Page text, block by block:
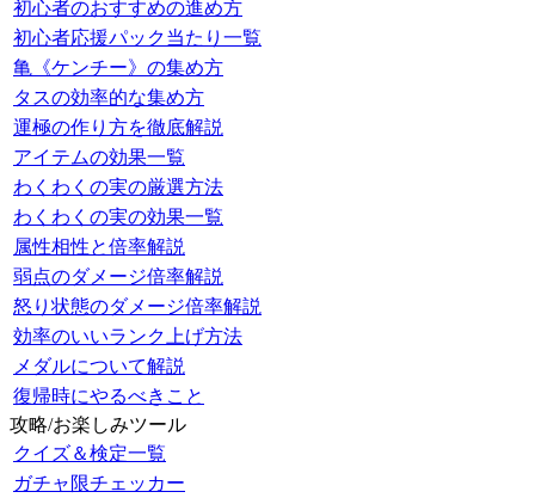
初心者のおすすめの進め方
初心者応援パック当たり一覧
亀《ケンチー》の集め方
タスの効率的な集め方
運極の作り方を徹底解説
アイテムの効果一覧
わくわくの実の厳選方法
わくわくの実の効果一覧
属性相性と倍率解説
弱点のダメージ倍率解説
怒り状態のダメージ倍率解説
効率のいいランク上げ方法
メダルについて解説
復帰時にやるべきこと
攻略/お楽しみツール
クイズ＆検定一覧
ガチャ限チェッカー